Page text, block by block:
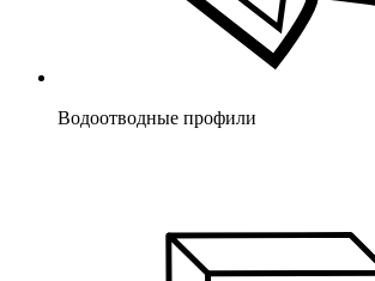
Водоотводные профили